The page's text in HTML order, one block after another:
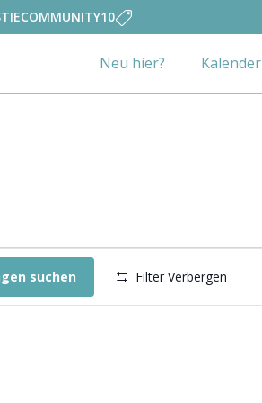
Neu hier? Kalender
suchen Filter Verbergen